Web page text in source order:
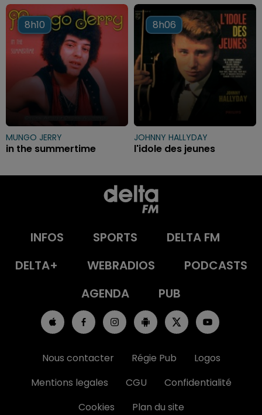
8h10
8h10
MUNGO JERRY
in the summertime
8h06
8h06
JOHNNY HALLYDAY
l'idole des jeunes
INFOS SPORTS
DELTA FM
DELTA+
WEBRADIOS
PODCASTS
AGENDA
PUB
Nous contacter Régie Pub
Logos
Mentions legales
CGU
Confidentialité
Cookies
Plan du site